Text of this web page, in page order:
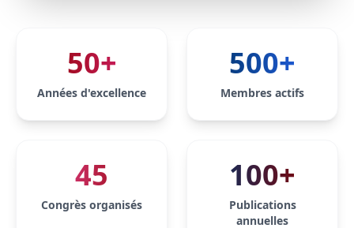
50+
Années d'excellence
500+
Membres actifs
45
Congrès organisés
100+
Publications
annuelles